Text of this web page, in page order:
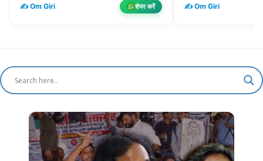
✍️ Om Giri शेयर करें ✍️ Om Giri